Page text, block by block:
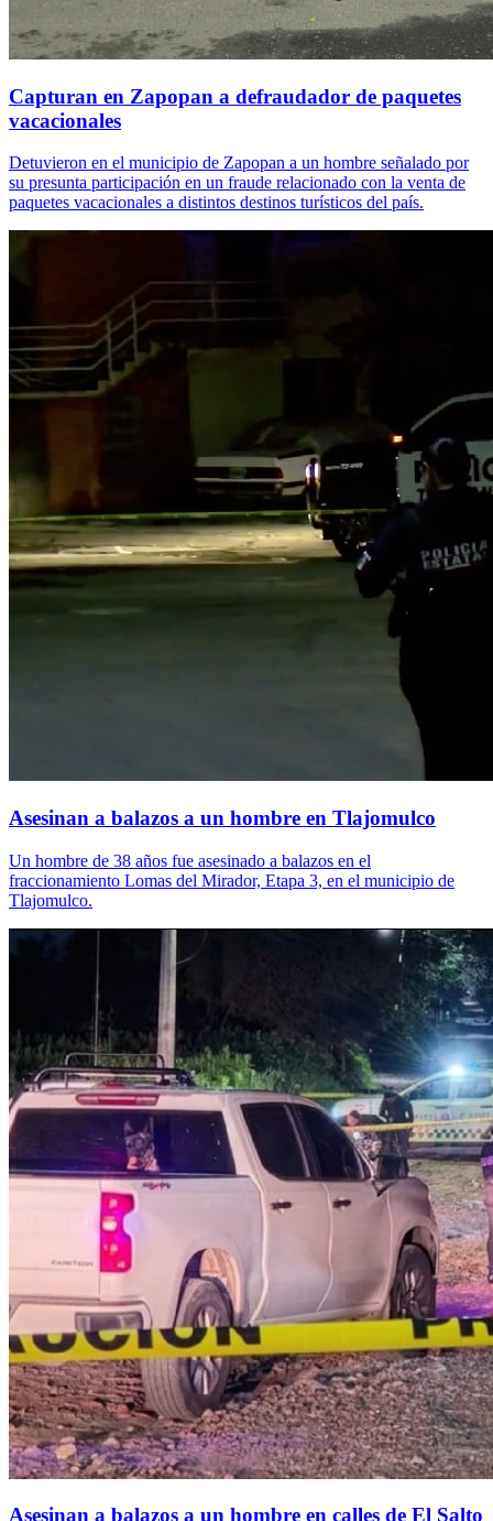
Capturan en Zapopan a defraudador de paquetes
vacacionales
Detuvieron en el municipio de Zapopan a un hombre señalado por
su presunta participación en un fraude relacionado con la venta de
paquetes vacacionales a distintos destinos turísticos del país.
Asesinan a balazos a un hombre en Tlajomulco
Un hombre de 38 años fue asesinado a balazos en el
fraccionamiento Lomas del Mirador, Etapa 3, en el municipio de
Tlajomulco.
Asesinan a balazos a un hombre en calles de El Salto